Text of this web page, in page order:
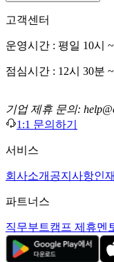
고객센터
운영시간 : 평일 10시
점심시간 : 12시 30분 ~
기업 제휴 문의:
1:1 문의하기
서비스
회사소개 공지사항인
파트너스
직무부트캠프 제휴멘